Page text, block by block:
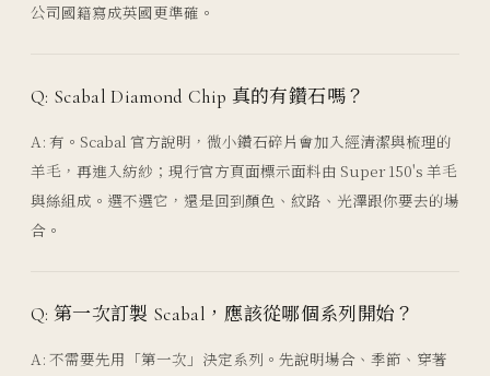
公司國籍寫成英國更準確。
Q: Scabal Diamond Chip 真的有鑽石嗎？
A: 有。Scabal 官方說明，微小鑽石碎片會加入經清潔與梳理的
羊毛，再進入紡紗；現行官方頁面標示面料由 Super 150's 羊毛
與絲組成。選不選它，還是回到顏色、紋路、光澤跟你要去的場
合。
Q: 第一次訂製 Scabal，應該從哪個系列開始？
A: 不需要先用「第一次」決定系列。先說明場合、季節、穿著